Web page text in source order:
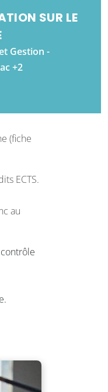
SUR LE
Gestion -
+2
(fiche
ECTS.
au